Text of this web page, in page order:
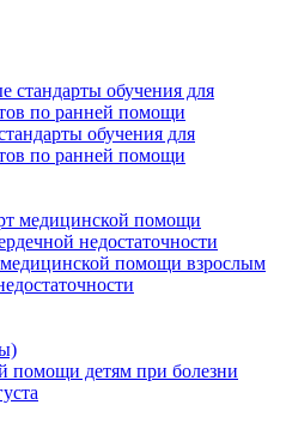
обучения для
по ранней помощи
помощи взрослым
помощи детям при болезни